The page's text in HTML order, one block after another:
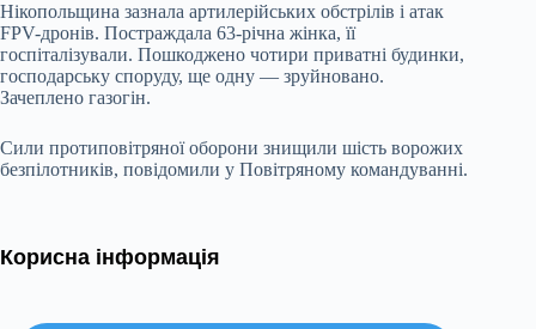
Нікопольщина зазнала артилерійських обстрілів і атак
FPV-дронів. Постраждала 63-річна жінка, її
госпіталізували. Пошкоджено чотири приватні будинки,
господарську споруду, ще одну — зруйновано.
Зачеплено газогін.
Сили протиповітряної оборони знищили шість ворожих
безпілотників, повідомили у Повітряному командуванні.
Корисна інформація